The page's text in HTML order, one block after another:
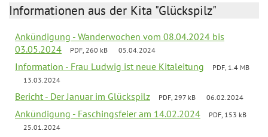
Informationen aus der Kita "Glückspilz"
Ankündigung - Wanderwochen vom 08.04.2024 bis
03.05.2024
PDF, 260 kB 05.04.2024
Information - Frau Ludwig ist neue Kitaleitung
PDF, 1.4 MB
13.03.2024
Bericht - Der Januar im Glückspilz PDF, 297 kB 06.02.2024
Ankündigung - Faschingsfeier am 14.02.2024
PDF, 153 kB
25.01.2024